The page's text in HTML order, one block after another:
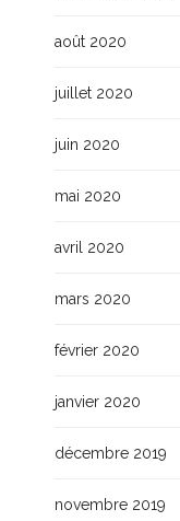
août 2020
juillet 2020
juin 2020
mai 2020
avril 2020
mars 2020
février 2020
janvier 2020
décembre 2019
novembre 2019